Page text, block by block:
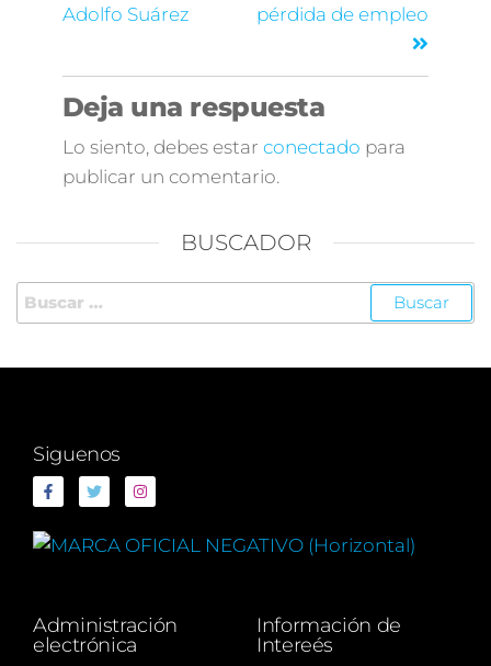
Adolfo Suárez
pérdida de empleo
Deja una respuesta
Lo siento, debes estar conectado para
publicar un comentario.
BUSCADOR
Siguenos
Administración
electrónica
Información de
Intereés